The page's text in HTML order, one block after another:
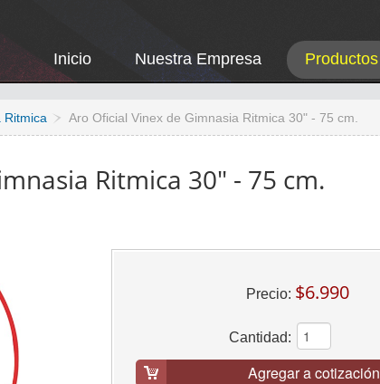
Inicio Nuestra Empresa Productos
Ritmica Aro Oficial Vinex de Gimnasia Ritmica 30" - 75 cm.
Ritmica 30" - 75 cm.
Precio: $6.990
Cantidad:
Agregar a cotización